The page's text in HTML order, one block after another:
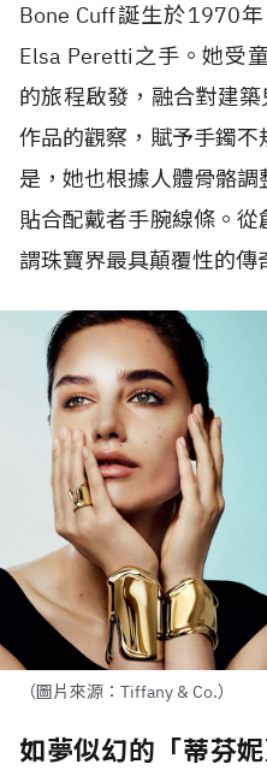
Bone Cuff誕生於1970
Elsa Peretti之手。她受
的旅程啟發，融合對建
作品的觀察，賦予手鐲
是，她也根據人體骨骼
貼合配戴者手腕線條。
謂珠寶界最具顛覆性的傳
（圖片來源：Tiffany & Co.）
如夢似幻的「蒂芬